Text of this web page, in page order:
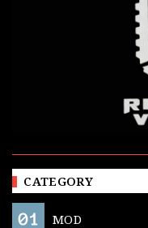
CATEGORY
MOD